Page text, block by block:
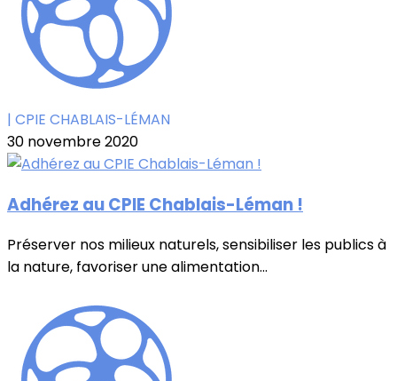
| CPIE CHABLAIS-LÉMAN
30 novembre 2020
Adhérez au CPIE Chablais-Léman !
Préserver nos milieux naturels, sensibiliser les publics à
la nature, favoriser une alimentation...